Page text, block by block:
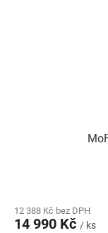
12 388 Kč bez DPH
14 990 Kč / ks